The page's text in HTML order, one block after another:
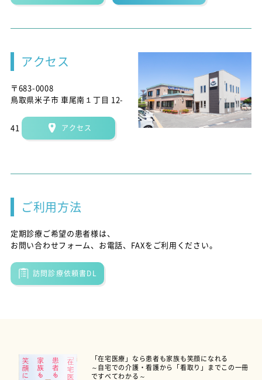
アクセス
〒683-0008
鳥取県米子市 車尾南１丁目 12-
41 アクセス
ご利用方法
定期診療ご希望の患者様は、
お問い合わせフォーム、お電話、FAXをご利用ください。
訪問診療依頼書DL
「在宅医療」なら患者も家族も笑顔になれる
～自宅での介護・看護から「看取り」までこの一冊
ですべてわかる～